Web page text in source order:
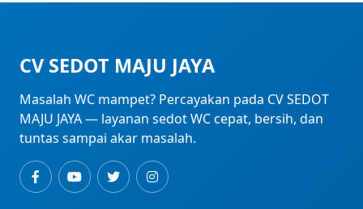
CV SEDOT MAJU JAYA
Masalah WC mampet? Percayakan pada CV SEDOT
MAJU JAYA — layanan sedot WC cepat, bersih, dan
tuntas sampai akar masalah.